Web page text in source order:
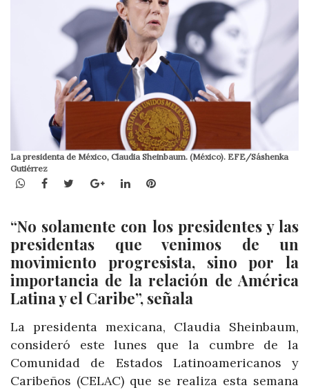
La presidenta de México, Claudia Sheinbaum. (México). EFE/Sáshenka
Gutiérrez
WhatsApp
Facebook
TwitterGoogle+LinkedInPinterest
“No solamente con los presidentes y las
presidentas que venimos de un
movimiento progresista, sino por la
importancia de la relación de América
Latina y el Caribe”, señala
La presidenta mexicana, Claudia Sheinbaum,
consideró este lunes que la cumbre de la
Comunidad de Estados Latinoamericanos y
Caribeños (CELAC) que se realiza esta semana